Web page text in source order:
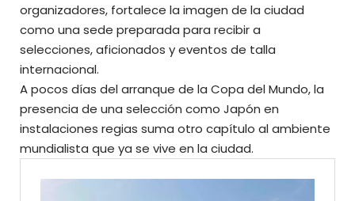
organizadores, fortalece la imagen de la ciudad
como una sede preparada para recibir a
selecciones, aficionados y eventos de talla
internacional.
A pocos días del arranque de la Copa del Mundo, la
presencia de una selección como Japón en
instalaciones regias suma otro capítulo al ambiente
mundialista que ya se vive en la ciudad.